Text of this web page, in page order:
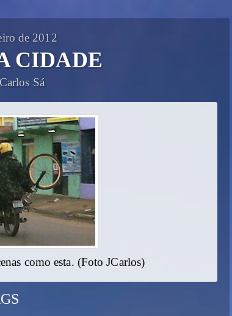
de 2012
CIDADE
Sá
como esta. (Foto JCarlos)